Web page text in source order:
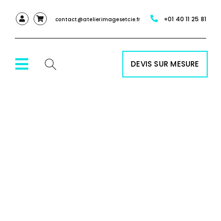
contact@atelierimagesetcie.fr +01 40 11 25 81
Toggle
DEVIS SUR MESURE